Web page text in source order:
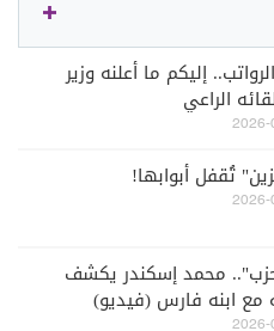
إليكم ما أعلنه وزير
الراعي
تُقفل أبوابها!
محمد إسكندر يكشف
ابنه فارس (فيديو)